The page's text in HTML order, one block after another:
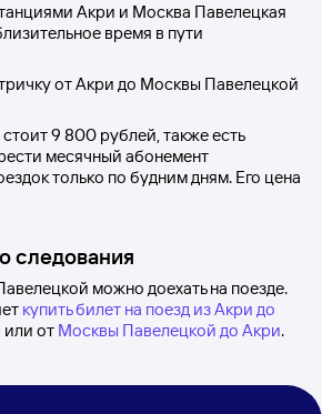
Акри и Москва Павелецкая
время в пути
отАкри до Москвы Павелецкой
9 800 рублей, также есть
месячный абонемент
только по будним дням. Его цена
следования
можно доехать на поезде.
купить билет на поезд из Акри до
или от Москвы Павелецкой до Акри.